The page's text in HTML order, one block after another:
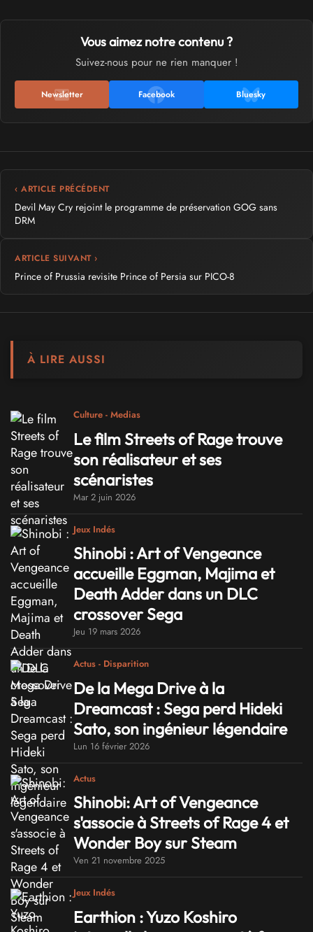
Vous aimez notre contenu ?
Suivez-nous pour ne rien manquer !
Newsletter Facebook Bluesky
‹ ARTICLE PRÉCÉDENT
Devil May Cry rejoint le programme de préservation GOG sans
DRM
ARTICLE SUIVANT ›
Prince of Prussia revisite Prince of Persia sur PICO-8
À LIRE AUSSI
Culture - Medias
Le film Streets of Rage trouve
son réalisateur et ses
scénaristes
Mar 2 juin 2026
Jeux Indés
Shinobi : Art of Vengeance
accueille Eggman, Majima et
Death Adder dans un DLC
crossover Sega
Jeu 19 mars 2026
Actus - Disparition
De la Mega Drive à la
Dreamcast : Sega perd Hideki
Sato, son ingénieur légendaire
Lun 16 février 2026
Actus
Shinobi: Art of Vengeance
s'associe à Streets of Rage 4 et
Wonder Boy sur Steam
Ven 21 novembre 2025
Jeux Indés
Earthion : Yuzo Koshiro